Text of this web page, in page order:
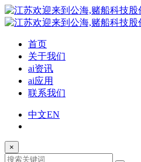
首页
关于我们
ai资讯
ai应用
联系我们
中文EN
×